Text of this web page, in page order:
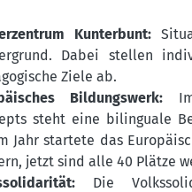
Kunterbunt:
Dabei stellen
Ziele ab.
Bildungswerk:
steht eine bilinguale
Jahr startete das
jetzt sind alle 40 Plätze
Die